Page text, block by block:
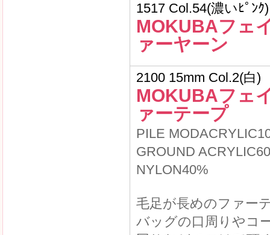
1517 Col.54(濃いﾋﾟﾝｸ)
MOKUBAフェ
ァーヤーン
2100 15mm Col.2(白)
MOKUBAフェ
ァーテープ
PILE
GROUND
NYLON40%
毛足が長めのファー
バッグの口周りやコ